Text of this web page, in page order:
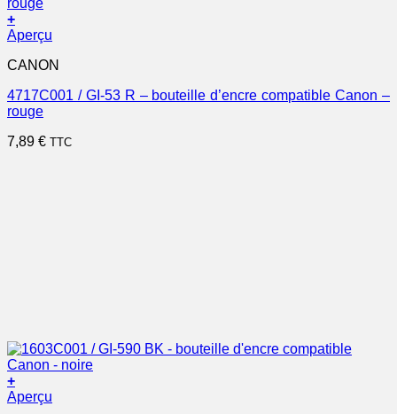
+
Aperçu
CANON
4717C001 / GI-53 R – bouteille d’encre compatible Canon –
rouge
7,89 € TTC
+
Aperçu